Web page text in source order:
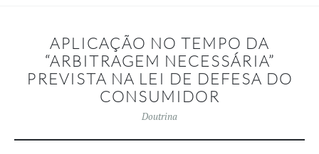
APLICAÇÃO NO TEMPO DA
“ARBITRAGEM NECESSÁRIA”
PREVISTA NA LEI DE DEFESA DO
CONSUMIDOR
Doutrina